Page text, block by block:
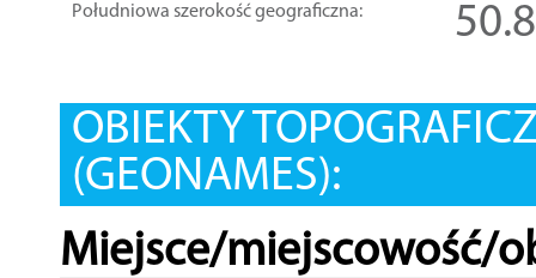
Południowa szerokość geograficzna:
OBIEKTY
(GEONAMES):
Miejsce/miejscowość/